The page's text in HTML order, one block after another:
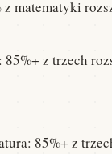
matematyki
85%+ z trzech
85%+ z